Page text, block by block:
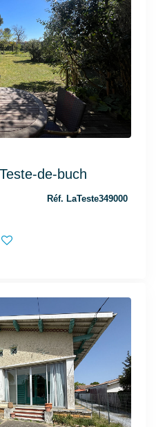
de-buch
Réf. LaTeste349000